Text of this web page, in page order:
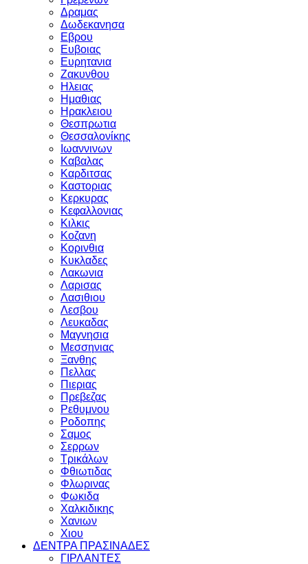
Δραμας
Δωδεκανησα
Εβρου
Ευβοιας
Ευρητανια
Ζακυνθου
Ηλειας
Ημαθιας
Ηρακλειου
Θεσπρωτια
Θεσσαλονίκης
Ιωαννινων
Καβαλας
Καρδιτσας
Καστοριας
Κερκυρας
Κεφαλλονιας
Κιλκις
Κοζανη
Κορινθια
Κυκλαδες
Λακωνια
Λαρισας
Λασιθιου
Λεσβου
Λευκαδας
Μαγνησια
Μεσσηνιας
Ξανθης
Πελλας
Πιεριας
Πρεβεζας
Ρεθυμνου
Ροδοπης
Σαμος
Σερρων
Τρικάλων
Φθιωτιδας
Φλωρινας
Φωκιδα
Χαλκιδικης
Χανιων
Χιου
ΔΕΝΤΡΑ ΠΡΑΣΙΝΑΔΕΣ
ΓΙΡΛΑΝΤΕΣ